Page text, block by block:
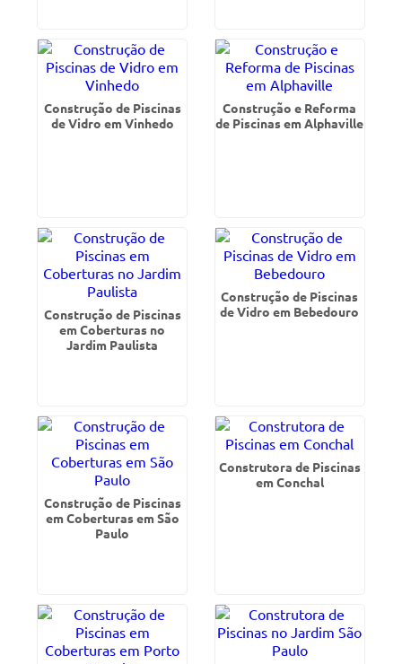
Construção de Piscinas
de Vidro em Vinhedo
Construção e Reforma
de Piscinas em Alphaville
Construção de Piscinas
em Coberturas no
Jardim Paulista
Construção de Piscinas
de Vidro em Bebedouro
Construção de Piscinas
em Coberturas em São
Paulo
Construtora de Piscinas
em Conchal